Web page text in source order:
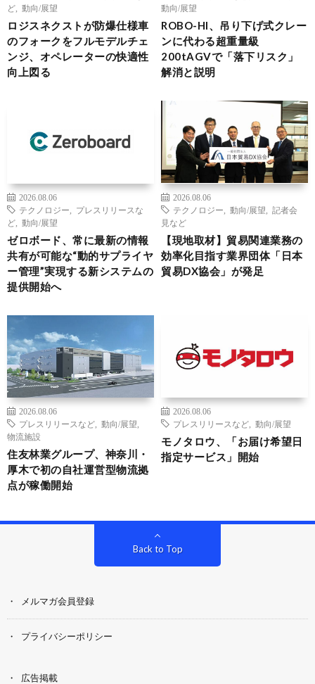
ど
動向/展望
ロジスネクストが防爆仕様車
のフォークをフルモデルチェ
ンジ、オペレーターの快適性
向上図る
動向/展望
ROBO-HI、吊り下げ式クレー
ンに代わる超重量級
200tAGVで「落下リスク」
解消と説明
2026.08.06
テクノロジー
プレスリリースな
ど
動向/展望
ゼロボード、常に最新の情報
共有が可能な“動的サプライヤ
ー管理”実現する新システムの
提供開始へ
2026.08.06
テクノロジー
動向/展望
記者会
見など
【現地取材】貿易関連業務の
効率化目指す業界団体「日本
貿易DX協会」が発足
2026.08.06
プレスリリースなど
動向/展望
物流施設
住友林業グループ、神奈川・
厚木で初の自社運営型物流拠
点が稼働開始
2026.08.06
プレスリリースなど
動向/展望
モノタロウ、「お届け希望日
指定サービス」開始
Back to Top
メルマガ会員登録
プライバシーポリシー
広告掲載